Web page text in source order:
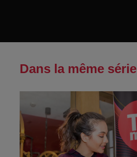
Dans la même série